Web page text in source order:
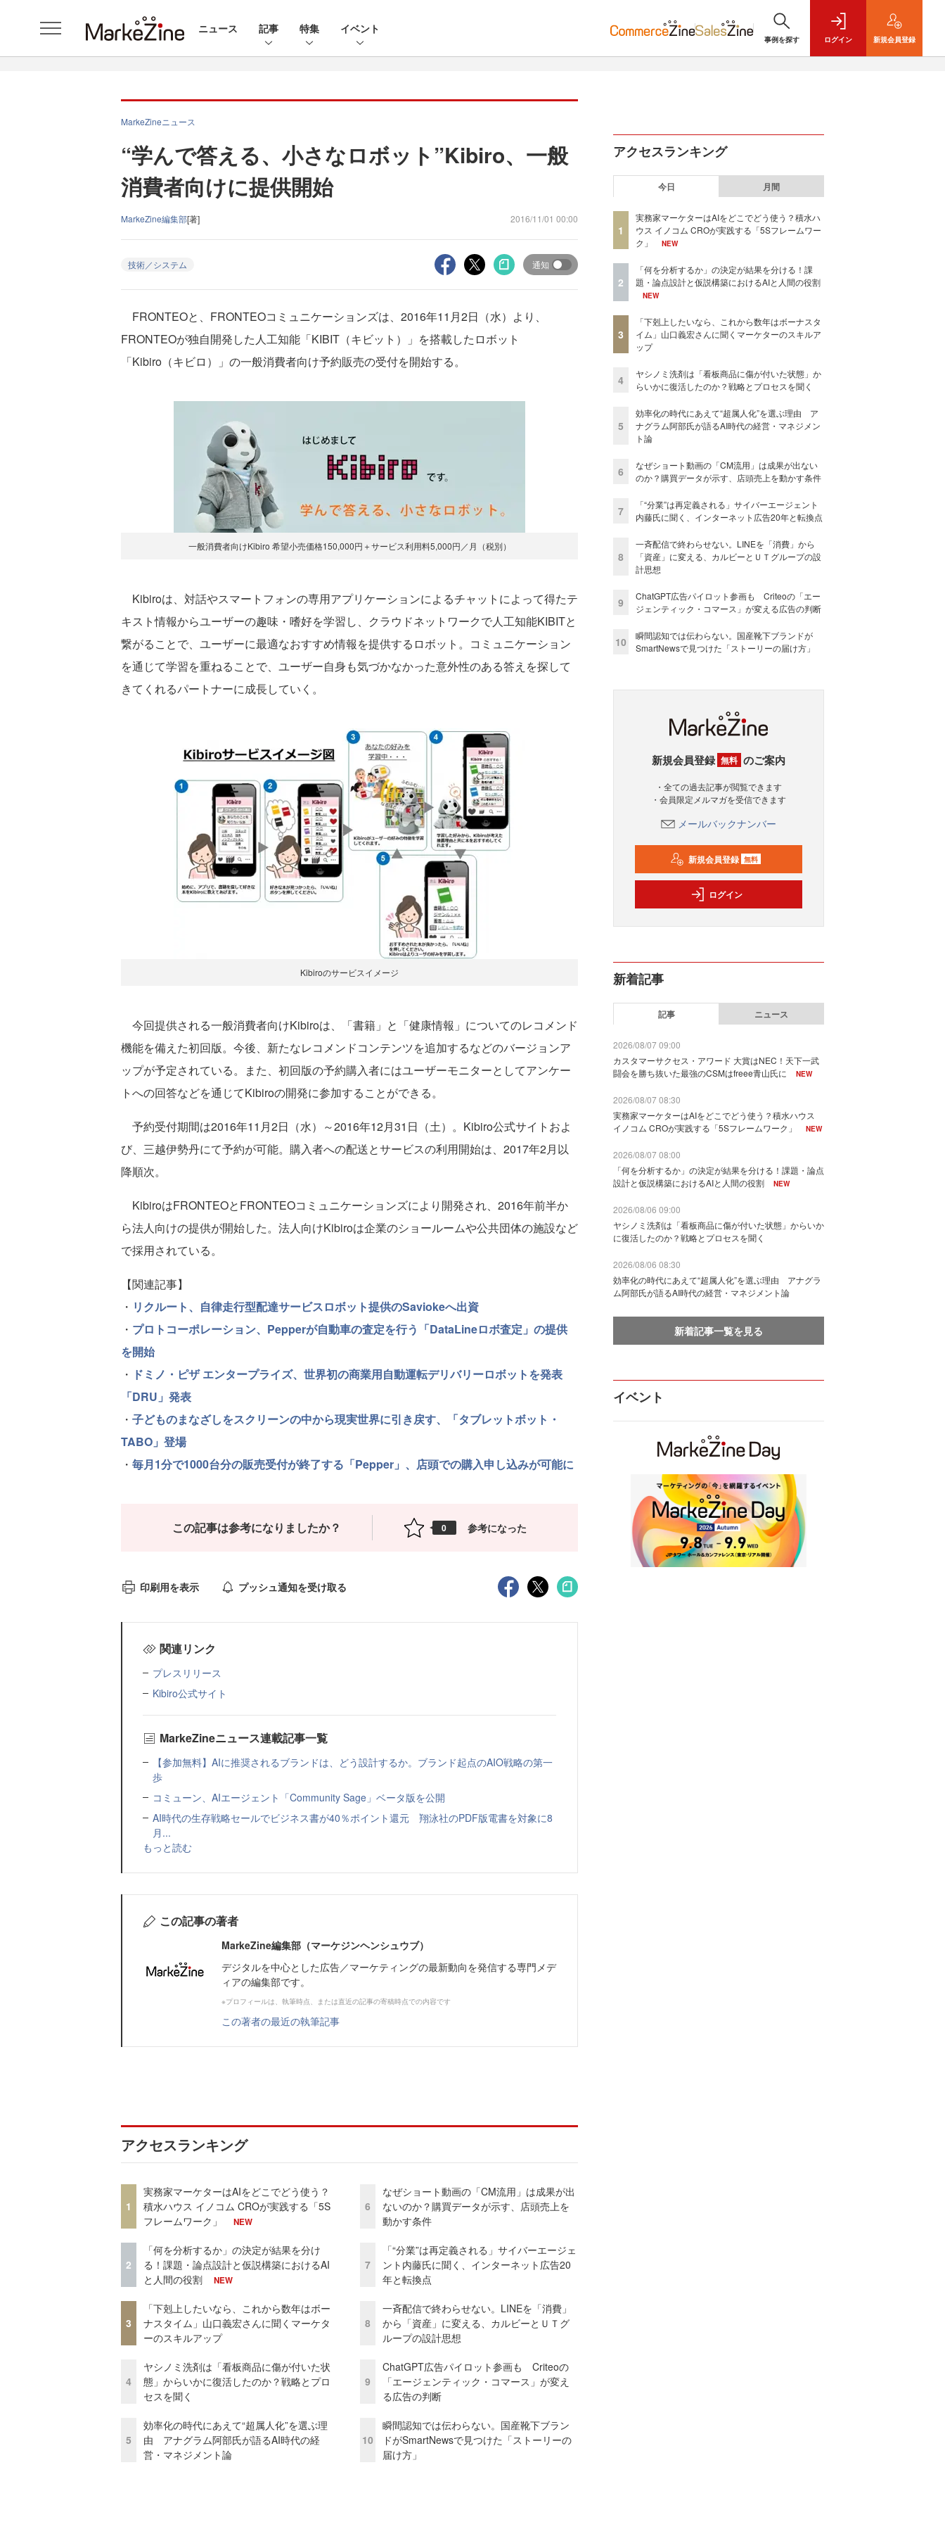
ニュース 記事 特集 イベント
事例を探す ログイン 新規会員登録
MarkeZineニュース
“学んで答える、小さなロボット”Kibiro、一般
消費者向けに提供開始
MarkeZine編集部[著] 2016/11/01 00:00
技術／システム 通知
FRONTEOと、FRONTEOコミュニケーションズは、2016年11月2日（水）より、
FRONTEOが独自開発した人工知能「KIBIT（キビット）」を搭載したロボット
「Kibiro（キビロ）」の一般消費者向け予約販売の受付を開始する。
一般消費者向けKibiro 希望小売価格150,000円＋サービス利用料5,000円／月（税別）
Kibiroは、対話やスマートフォンの専用アプリケーションによるチャットによって得たテ
キスト情報からユーザーの趣味・嗜好を学習し、クラウドネットワークで人工知能KIBITと
繋がることで、ユーザーに最適なおすすめ情報を提供するロボット。コミュニケーション
を通じて学習を重ねることで、ユーザー自身も気づかなかった意外性のある答えを探して
きてくれるパートナーに成長していく。
Kibiroのサービスイメージ
今回提供される一般消費者向けKibiroは、「書籍」と「健康情報」についてのレコメンド
機能を備えた初回版。今後、新たなレコメンドコンテンツを追加するなどのバージョンア
ップが予定されている。また、初回版の予約購入者にはユーザーモニターとしてアンケー
トへの回答などを通じてKibiroの開発に参加することができる。
予約受付期間は2016年11月2日（水）～2016年12月31日（土）。Kibiro公式サイトおよ
び、三越伊勢丹にて予約が可能。購入者への配送とサービスの利用開始は、2017年2月以
降順次。
KibiroはFRONTEOとFRONTEOコミュニケーションズにより開発され、2016年前半か
ら法人向けの提供が開始した。法人向けKibiroは企業のショールームや公共団体の施設など
で採用されている。
【関連記事】
・ リクルート、自律走行型配達サービスロボット提供のSaviokeへ出資
・ プロトコーポレーション、Pepperが自動車の査定を行う「DataLineロボ査定」の提供
を開始
・ ドミノ・ピザ エンタープライズ、世界初の商業用自動運転デリバリーロボットを発表
「DRU」発表
・ 子どものまなざしをスクリーンの中から現実世界に引き戻す、「タブレットボット・
TABO」登場
・ 毎月1分で1000台分の販売受付が終了する「Pepper」、店頭での購入申し込みが可能に
この記事は参考になりましたか？ 0 参考になった
印刷用を表示 プッシュ通知を受け取る
関連リンク
プレスリリース
Kibiro公式サイト
MarkeZineニュース連載記事一覧
【参加無料】AIに推奨されるブランドは、どう設計するか。ブランド起点のAIO戦略の第一
歩
コミューン、AIエージェント「Community Sage」ベータ版を公開
AI時代の生存戦略セールでビジネス書が40％ポイント還元 翔泳社のPDF版電書を対象に8
月...
もっと読む
この記事の著者
MarkeZine編集部（マーケジンヘンシュウブ）
デジタルを中心とした広告／マーケティングの最新動向を発信する専門メデ
ィアの編集部です。
※プロフィールは、執筆時点、または直近の記事の寄稿時点での内容です
この著者の最近の執筆記事
アクセスランキング
1
実務家マーケターはAIをどこでどう使う？
積水ハウス イノコム CROが実践する「5S
フレームワーク」
NEW
2
「何を分析するか」の決定が結果を分け
る！課題・論点設計と仮説構築におけるAI
と人間の役割
NEW
3
「下剋上したいなら、これから数年はボー
ナスタイム」山口義宏さんに聞くマーケタ
ーのスキルアップ
4
ヤシノミ洗剤は「看板商品に傷が付いた状
態」からいかに復活したのか？戦略とプロ
セスを聞く
5
効率化の時代にあえて“超属人化”を選ぶ理
由 アナグラム阿部氏が語るAI時代の経
営・マネジメント論
6
なぜショート動画の「CM流用」は成果が出
ないのか？購買データが示す、店頭売上を
動かす条件
7
「“分業”は再定義される」サイバーエージェ
ント内藤氏に聞く、インターネット広告20
年と転換点
8
一斉配信で終わらせない。LINEを「消費」
から「資産」に変える、カルビーとＵＴグ
ループの設計思想
9
ChatGPT広告パイロット参画も Criteoの
「エージェンティック・コマース」が変え
る広告の判断
10
瞬間認知では伝わらない。国産靴下ブラン
ドがSmartNewsで見つけた「ストーリーの
届け方」
アクセスランキング
今日 月間
1
実務家マーケターはAIをどこでどう使う？積水ハ
ウス イノコム CROが実践する「5Sフレームワー
ク」
NEW
2
「何を分析するか」の決定が結果を分ける！課
題・論点設計と仮説構築におけるAIと人間の役割
NEW
3
「下剋上したいなら、これから数年はボーナスタ
イム」山口義宏さんに聞くマーケターのスキルア
ップ
4
ヤシノミ洗剤は「看板商品に傷が付いた状態」か
らいかに復活したのか？戦略とプロセスを聞く
5
効率化の時代にあえて“超属人化”を選ぶ理由 ア
ナグラム阿部氏が語るAI時代の経営・マネジメン
ト論
6
なぜショート動画の「CM流用」は成果が出ない
のか？購買データが示す、店頭売上を動かす条件
7
「“分業”は再定義される」サイバーエージェント
内藤氏に聞く、インターネット広告20年と転換点
8
一斉配信で終わらせない。LINEを「消費」から
「資産」に変える、カルビーとＵＴグループの設
計思想
9
ChatGPT広告パイロット参画も Criteoの「エー
ジェンティック・コマース」が変える広告の判断
10
瞬間認知では伝わらない。国産靴下ブランドが
SmartNewsで見つけた「ストーリーの届け方」
新規会員登録 無料 のご案内
・全ての過去記事が閲覧できます
・会員限定メルマガを受信できます
メールバックナンバー
新規会員登録 無料
ログイン
新着記事
記事 ニュース
2026/08/07 09:00
カスタマーサクセス・アワード 大賞はNEC！天下一武
闘会を勝ち抜いた最強のCSMはfreee青山氏に
NEW
2026/08/07 08:30
実務家マーケターはAIをどこでどう使う？積水ハウス
イノコム CROが実践する「5Sフレームワーク」
NEW
2026/08/07 08:00
「何を分析するか」の決定が結果を分ける！課題・論点
設計と仮説構築におけるAIと人間の役割
NEW
2026/08/06 09:00
ヤシノミ洗剤は「看板商品に傷が付いた状態」からいか
に復活したのか？戦略とプロセスを聞く
2026/08/06 08:30
効率化の時代にあえて“超属人化”を選ぶ理由 アナグラ
ム阿部氏が語るAI時代の経営・マネジメント論
新着記事一覧を見る
イベント